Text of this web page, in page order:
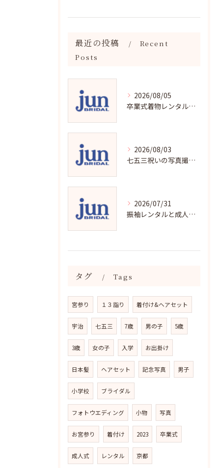
最近の投稿
Recent
Posts
2026/08/05
卒業式着物レンタルの選び方と魅力
2026/08/03
七五三祝いの写真撮影で残す成長の瞬間
2026/07/31
振袖レンタルと成人式の用意チェックリストで失敗ゼロ
タグ Tags
宮参り １３詣り 着付け&ヘアセット
宇治 七五三 7歳 男の子 5歳
3歳 女の子 入学 お出掛け
日本髪 ヘアセット 記念写真 男子
小学校 ブライダル
フォトウエディング 小物 写真
お宮参り 着付け 2023 卒業式
成人式 レンタル 京都